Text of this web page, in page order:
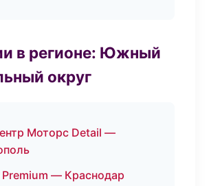
в регионе: Южный
округ
Моторс Detail —
— Краснодар